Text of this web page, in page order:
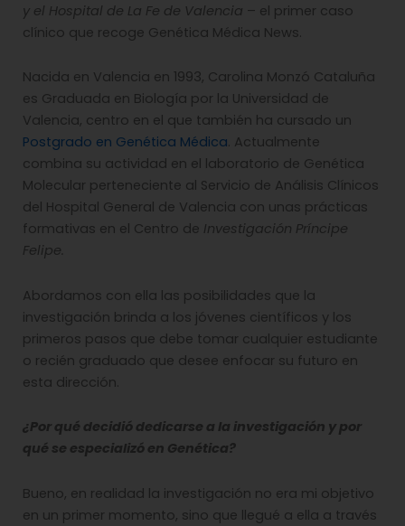
y el Hospital de La Fe de Valencia – el primer caso
clínico que recoge Genética Médica News.
Nacida en Valencia en 1993, Carolina Monzó Cataluña
es Graduada en Biología por la Universidad de
Valencia, centro en el que también ha cursado un
Postgrado en Genética Médica. Actualmente
combina su actividad en el laboratorio de Genética
Molecular perteneciente al Servicio de Análisis Clínicos
del Hospital General de Valencia con unas prácticas
formativas en el Centro de Investigación Príncipe
Felipe.
Abordamos con ella las posibilidades que la
investigación brinda a los jóvenes científicos y los
primeros pasos que debe tomar cualquier estudiante
o recién graduado que desee enfocar su futuro en
esta dirección.
¿Por qué decidió dedicarse a la investigación y por
qué se especializó en Genética?
Bueno, en realidad la investigación no era mi objetivo
en un primer momento, sino que llegué a ella a través